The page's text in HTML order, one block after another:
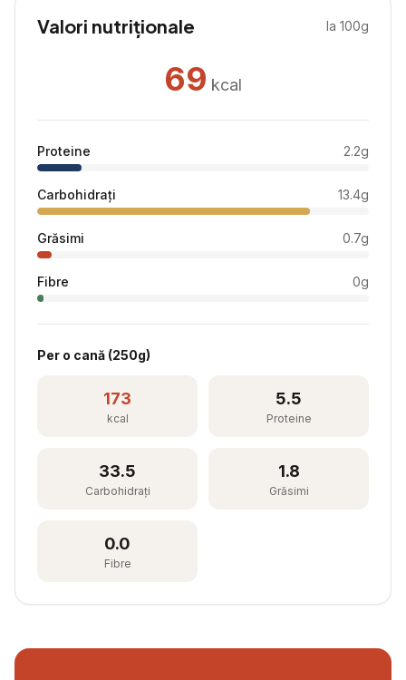
Valori nutriționale la 100g
69 kcal
Proteine 2.2g
Carbohidrați 13.4g
Grăsimi 0.7g
Fibre 0g
Per o cană (250g)
173
kcal
5.5
Proteine
33.5
Carbohidrați
1.8
Grăsimi
0.0
Fibre